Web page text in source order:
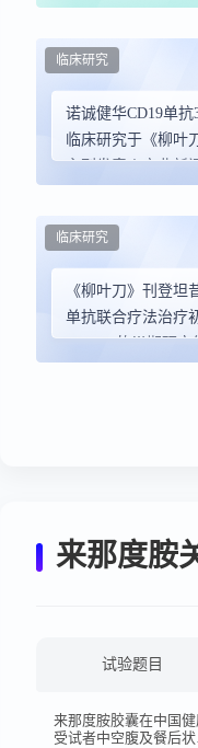
诺诚健华CD19单抗
临床研究于《柳叶
主刊发表丨产业新
临床研究
《柳叶刀》刊登坦
单抗联合疗法治疗
DLBCL的Ⅲ期研究
临床研究
来那度胺
试验题目
来那度胺胶囊在中国
受试者中空腹及餐后状